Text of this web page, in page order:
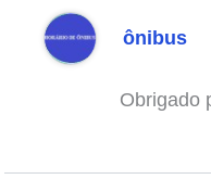
ônibus
Obrigado